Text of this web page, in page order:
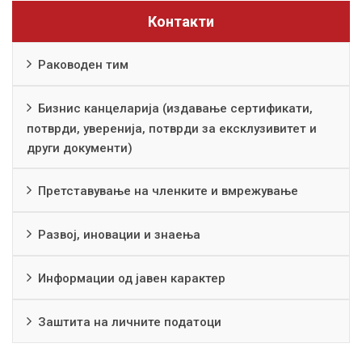
Контакти
Раководен тим
Бизнис канцеларија (издавање сертификати,
потврди, уверенија, потврди за ексклузивитет и
други документи)
Претставување на членките и вмрежување
Развој, иновации и знаења
Информации од јавен карактер
Заштита на личните податоци